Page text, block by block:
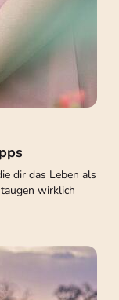
dir das Leben als
wirklich